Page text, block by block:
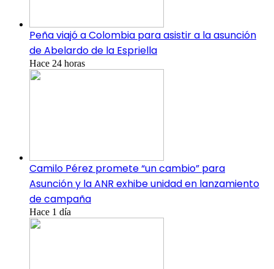
Peña viajó a Colombia para asistir a la asunción
de Abelardo de la Espriella
Hace 24 horas
Camilo Pérez promete “un cambio” para
Asunción y la ANR exhibe unidad en lanzamiento
de campaña
Hace 1 día